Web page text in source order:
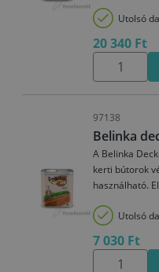
Utolsó
20 340 Ft
97138
Belinka
A Belinka
kerti bútorok
használható.
Utolsó
7 030 Ft